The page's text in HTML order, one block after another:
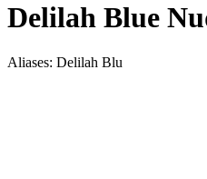
Delilah Blue
Aliases: Delilah Blu